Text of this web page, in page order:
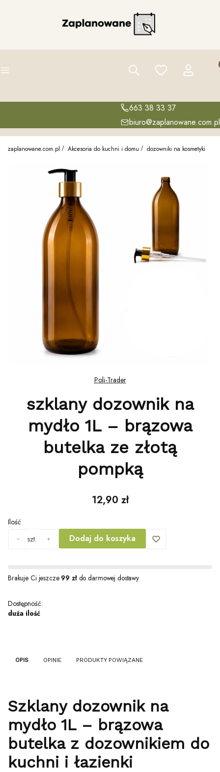
Menu Szukaj Ulubione Zaloguj się
663 38 33 37
biuro@zaplanowane.com.pl
zaplanowane.com.pl Akcesoria do kuchni i domu dozowniki na kosmetyki
Poli-Trader
szklany dozownik na
mydło 1L – brązowa
butelka ze złotą
pompką
Cena
12,90 zł
Ilość
szt.
Dodaj do koszyka
Brakuje Ci jeszcze 99 złdo darmowej dostawy
Dostępność:
duża ilość
OPIS OPINIE PRODUKTY POWIĄZANE
Szklany dozownik na
mydło 1L – brązowa
butelka z dozownikiem do
kuchni i łazienki